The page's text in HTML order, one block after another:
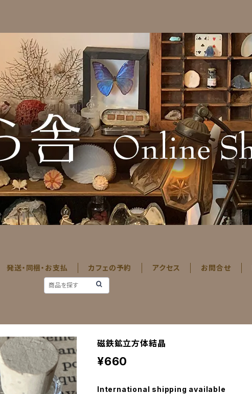
発送・同梱・お支払 カフェの予約 アクセス お問合せ
磁鉄鉱立方体結晶
¥660
International shipping available